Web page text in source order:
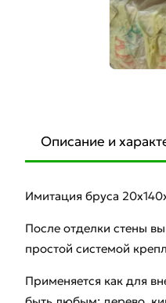
Описание и
Имитация бруса
После отделки стены
простой системой
Применяется как для